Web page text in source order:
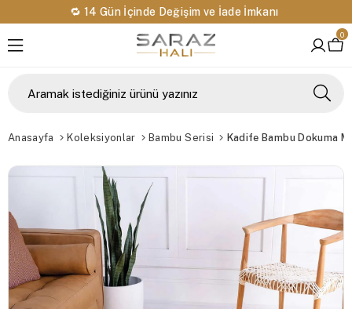
🔁 14 Gün İçinde Değişim ve İade İmkanı
0
Anasayfa Koleksiyonlar Bambu Serisi